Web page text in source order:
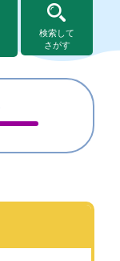
検索して
さがす